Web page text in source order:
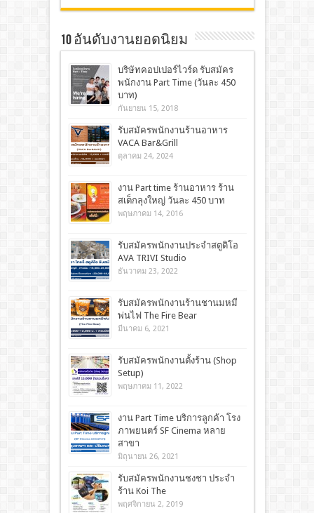
10 อันดับงานยอดนิยม
บริษัทคอปเปอร์ไวร์ด รับสมัคร
พนักงาน Part Time (วันละ 450
บาท)
กันยายน 15, 2018
รับสมัครพนักงานร้านอาหาร
VACA Bar&Grill
ตุลาคม 24, 2024
งาน Part time ร้านอาหาร ร้าน
สเต็กลุงใหญ่ วันละ 450 บาท
พฤษภาคม 14, 2016
รับสมัครพนักงานประจำสตูดิโอ
AVA TRIVI Studio
ธันวาคม 23, 2022
รับสมัครพนักงานร้านชานมหมี
พ่นไฟ The Fire Bear
มีนาคม 6, 2021
รับสมัครพนักงานตั้งร้าน (Shop
Setup)
พฤษภาคม 11, 2022
งาน Part Time บริการลูกค้า โรง
ภาพยนตร์ SF Cinema หลาย
สาขา
มิถุนายน 26, 2021
รับสมัครพนักงานชงชา ประจำ
ร้าน Koi The
พฤศจิกายน 2, 2019